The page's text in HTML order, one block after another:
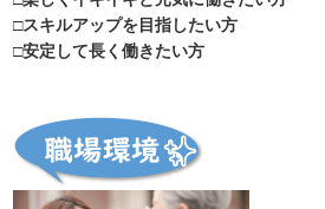
□スキルアップを目指したい方
□安定して長く働きたい方